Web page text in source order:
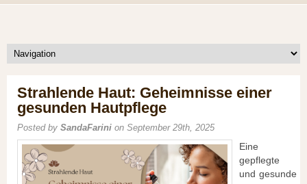
Strahlende Haut: Geheimnisse einer
gesunden Hautpflege
Posted by SandaFarini on September 29th, 2025
Eine
gepflegte
und gesunde